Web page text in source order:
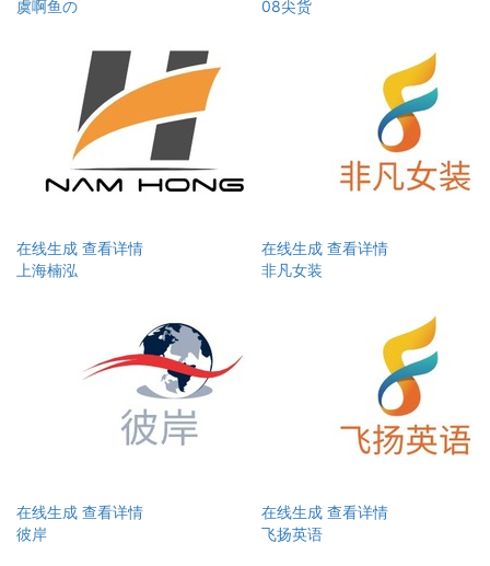
虞啊鱼の 08尖货
在线生成 查看详情
上海楠泓
在线生成 查看详情
非凡女装
在线生成 查看详情
彼岸
在线生成 查看详情
飞扬英语